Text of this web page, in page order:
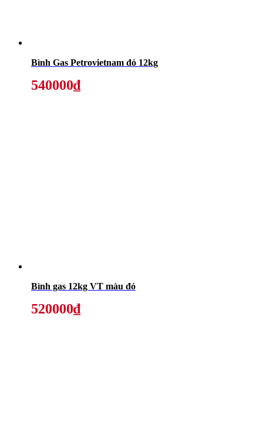
Bình Gas Petrovietnam đỏ 12kg
540000₫
Bình gas 12kg VT màu đỏ
520000₫